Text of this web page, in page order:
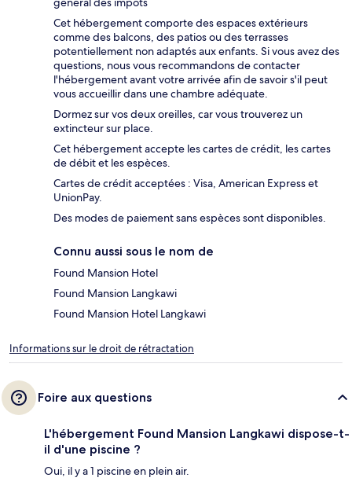
Cet hébergement comporte des espaces extérieurs
comme des balcons, des patios ou des terrasses
potentiellement non adaptés aux enfants. Si vous avez des
questions, nous vous recommandons de contacter
l'hébergement avant votre arrivée afin de savoir s'il peut
vous accueillir dans une chambre adéquate.
Dormez sur vos deux oreilles, car vous trouverez un
extincteur sur place.
Cet hébergement accepte les cartes de crédit, les cartes
de débit et les espèces.
Cartes de crédit acceptées : Visa, American Express et
UnionPay.
Des modes de paiement sans espèces sont disponibles.
Connu aussi sous le nom de
Found Mansion Hotel
Found Mansion Langkawi
Found Mansion Hotel Langkawi
Informations sur le droit de rétractation
Foire aux questions
L'hébergement Found Mansion Langkawi dispose-t-
il d'une piscine ?
Oui, il y a 1 piscine en plein air.